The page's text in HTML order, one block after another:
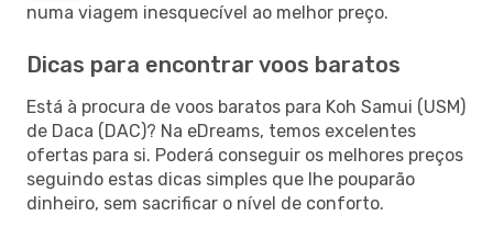
numa viagem inesquecível ao melhor preço.
Dicas para encontrar voos baratos
Está à procura de voos baratos para Koh Samui (USM)
de Daca (DAC)? Na eDreams, temos excelentes
ofertas para si. Poderá conseguir os melhores preços
seguindo estas dicas simples que lhe pouparão
dinheiro, sem sacrificar o nível de conforto.